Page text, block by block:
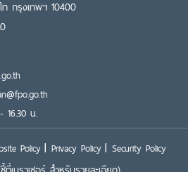
กรุงเทพฯ 10400
16.30 น.
Policy Privacy Policy Security Policy